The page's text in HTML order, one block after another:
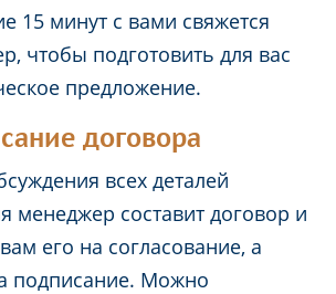
15 минут с вами свяжется
чтобы подготовить для вас
предложение.
договора
всех деталей
менеджер составит договор и
его на согласование, а
подписание. Можно